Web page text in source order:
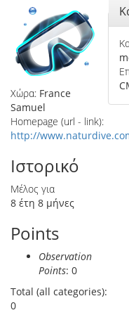
Χώρα: France
Samuel
Homepage (url - link):
http://
Ιστορικό
Μέλος για
8 έτη 8 μήνες
Points
Observation
Points: 0
Total (all categories):
0